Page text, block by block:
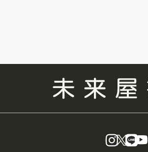
instagram
X LINE